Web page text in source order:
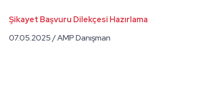
Şikayet Başvuru Dilekçesi Hazırlama
07.05.2025 / AMP Danışman